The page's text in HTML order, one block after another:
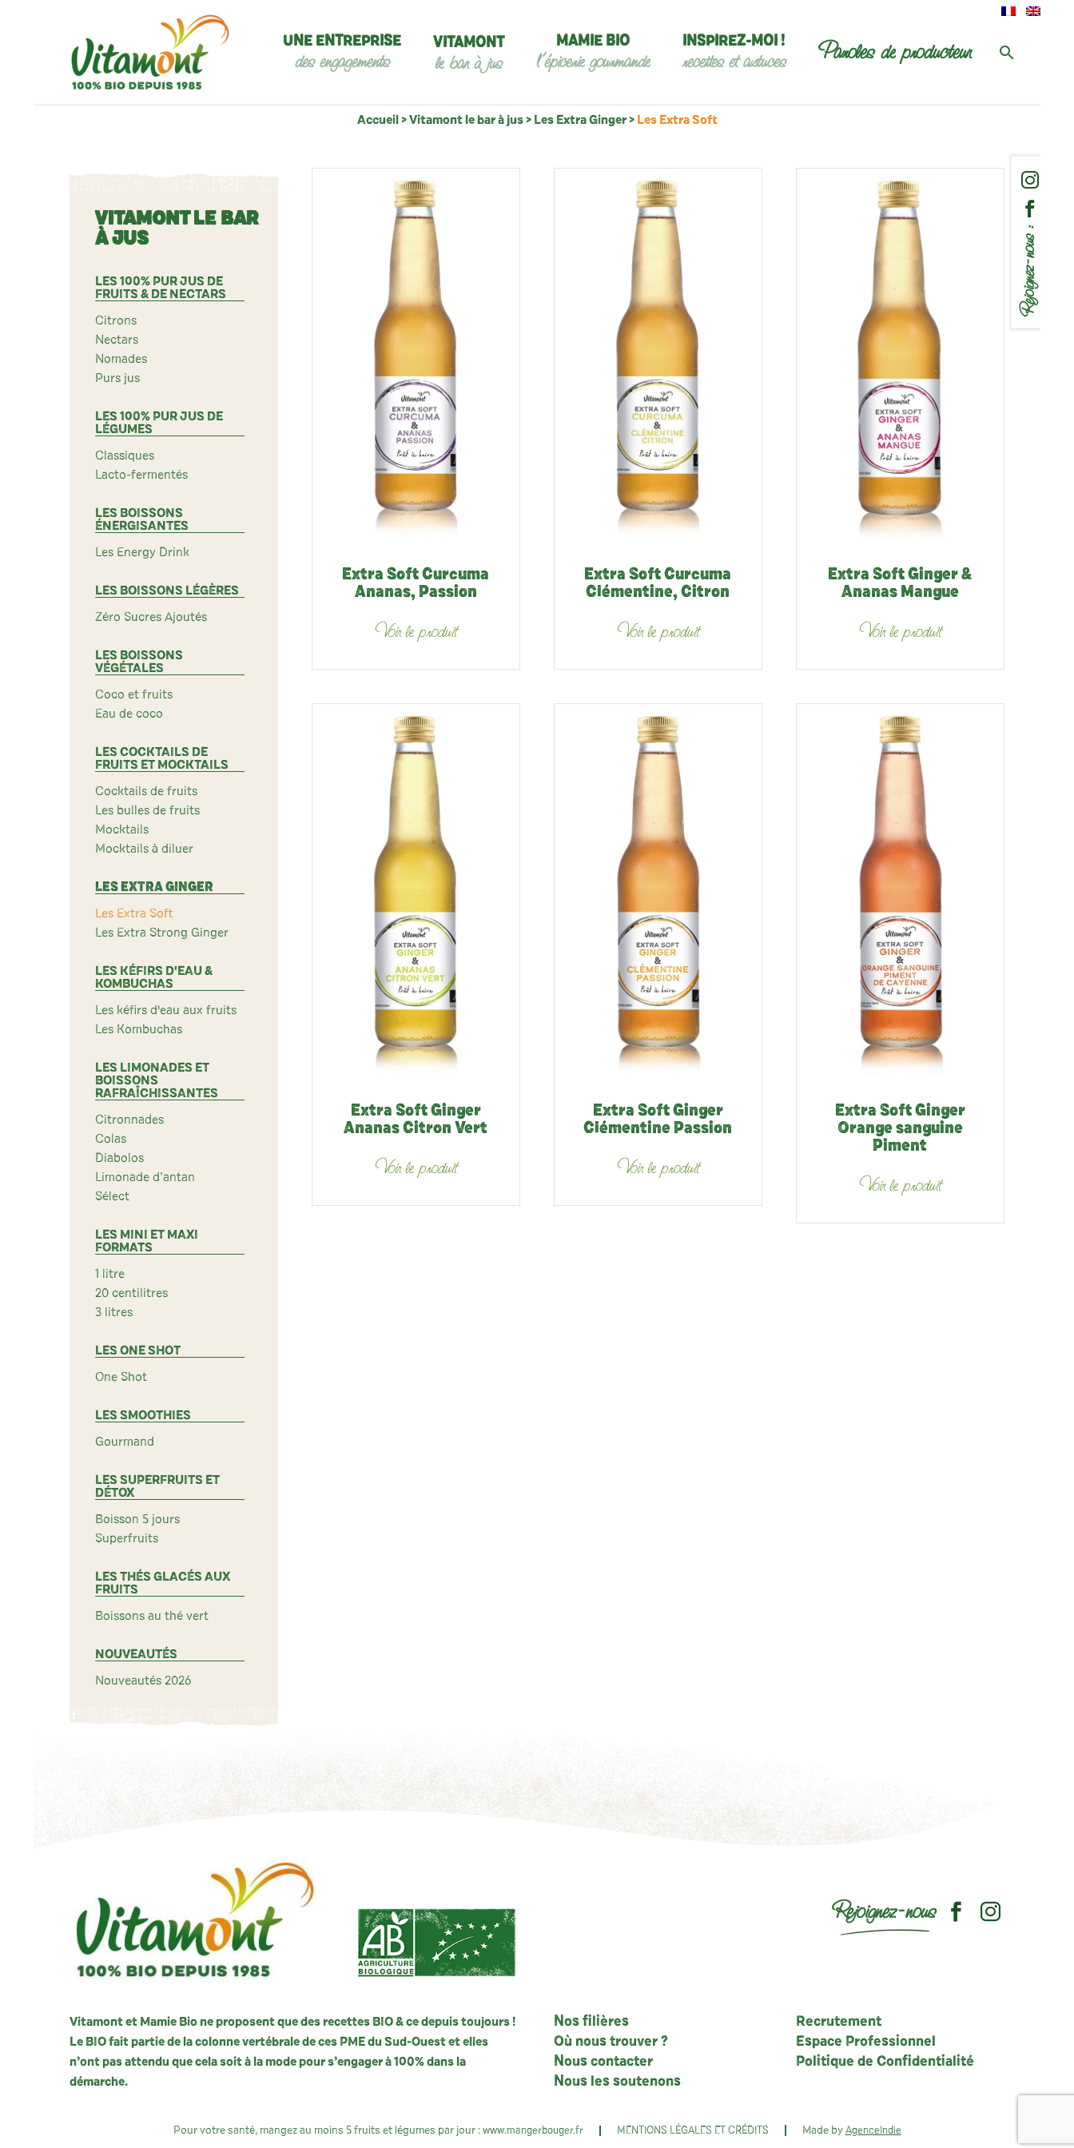
UNE ENTREPRISE
des engagements
VITAMONT
le bar à jus
MAMIE BIO
l’épicerie gourmande
INSPIREZ-MOI !
recettes et astuces Paroles de producteur
Rejoignez-nous :
Accueil >Vitamont le bar à jus> Les Extra Ginger> Les Extra Soft
Extra Soft Curcuma
Ananas, Passion
Voir le produit
Extra Soft Curcuma
Clémentine, Citron
Voir le produit
Extra Soft Ginger &
Ananas Mangue
Voir le produit
Extra Soft Ginger
Ananas Citron Vert
Voir le produit
Extra Soft Ginger
Clémentine Passion
Voir le produit
Extra Soft Ginger
Orange sanguine
Piment
Voir le produit
VITAMONT LE BAR
À JUS
LES 100% PUR JUS DE
FRUITS & DE NECTARS
Citrons
Nectars
Nomades
Purs jus
LES 100% PUR JUS DE
LÉGUMES
Classiques
Lacto-fermentés
LES BOISSONS
ÉNERGISANTES
Les Energy Drink
LES BOISSONS LÉGÈRES
Zéro Sucres Ajoutés
LES BOISSONS
VÉGÉTALES
Coco et fruits
Eau de coco
LES COCKTAILS DE
FRUITS ET MOCKTAILS
Cocktails de fruits
Les bulles de fruits
Mocktails
Mocktails à diluer
LES EXTRA GINGER
Les Extra Soft
Les Extra Strong Ginger
LES KÉFIRS D'EAU &
KOMBUCHAS
Les kéfirs d'eau aux fruits
Les Kombuchas
LES LIMONADES ET
BOISSONS
RAFRAÎCHISSANTES
Citronnades
Colas
Diabolos
Limonade d’antan
Sélect
LES MINI ET MAXI
FORMATS
1 litre
20 centilitres
3 litres
LES ONE SHOT
One Shot
LES SMOOTHIES
Gourmand
LES SUPERFRUITS ET
DÉTOX
Boisson 5 jours
Superfruits
LES THÉS GLACÉS AUX
FRUITS
Boissons au thé vert
NOUVEAUTÉS
Nouveautés 2026
Rejoignez-nous
Vitamont et Mamie Bio ne proposent que des recettes BIO & ce depuis toujours !
Le BIO fait partie de la colonne vertébrale de ces PME du Sud-Ouest et elles
n’ont pas attendu que cela soit à la mode pour s’engager à 100% dans la
démarche.
Nos filières
Où nous trouver ?
Nous contacter
Nous les soutenons
Recrutement
Espace Professionnel
Politique de Confidentialité
Pour votre santé, mangez au moins 5 fruits et légumes par jour : www.mangerbouger.fr MENTIONS LÉGALES ET CRÉDITS Made by AgenceIndie